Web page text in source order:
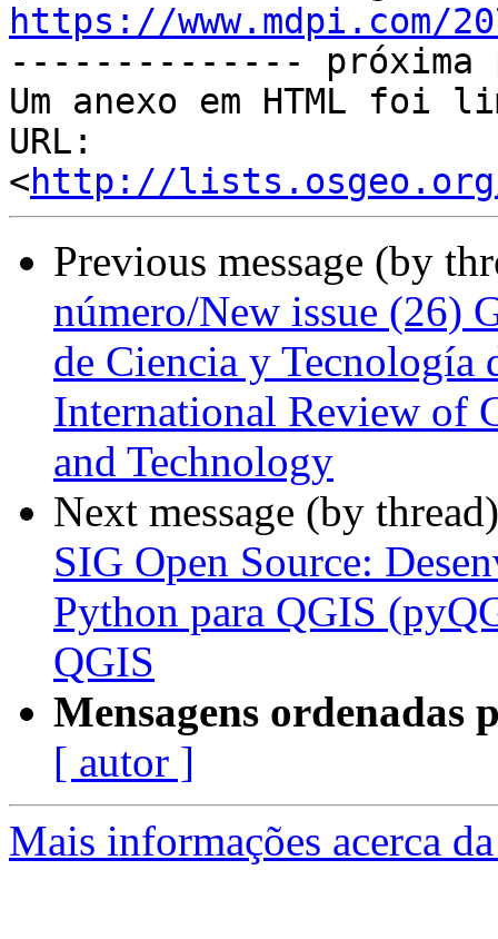
https://www.mdpi.com/
--------------
Um anexo em HTML foi
URL:
<http://lists.osgeo.org/
Previous message (by
número/New issue (26)
de Ciencia y Tecnología
International Review of
and Technology
Next message (by
SIG Open Source:
Python para QGIS
QGIS
Mensagens ordenadas
[ autor ]
Mais informações acerca